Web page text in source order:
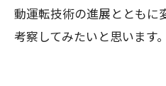
動運転技術の進展とともに
考察してみたいと思います。